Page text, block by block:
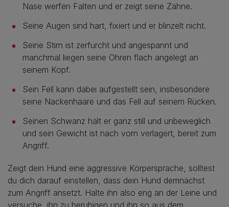
Nase werfen Falten und er zeigt seine Zähne.
Seine Augen sind hart, fixiert und er blinzelt nicht.
Seine Stirn ist zerfurcht und angespannt und
manchmal liegen seine Ohren flach angelegt an
seinem Kopf.
Sein Fell kann dabei aufgestellt sein, insbesondere
seine Nackenhaare und das Fell auf seinem Rücken.
Seinen Schwanz hält er ganz still und unbeweglich
und sein Gewicht ist nach vorn verlagert, bereit zum
Angriff.
Zeigt dein Hund eine aggressive Körpersprache, solltest
du dich darauf einstellen, dass dein Hund demnächst
zum Angriff ansetzt. Halte ihn also eng an der Leine und